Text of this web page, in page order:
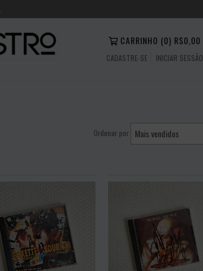
CARRINHO (0) R$0,00
CADASTRE-SE INICIAR SESSÃO
Ordenar por